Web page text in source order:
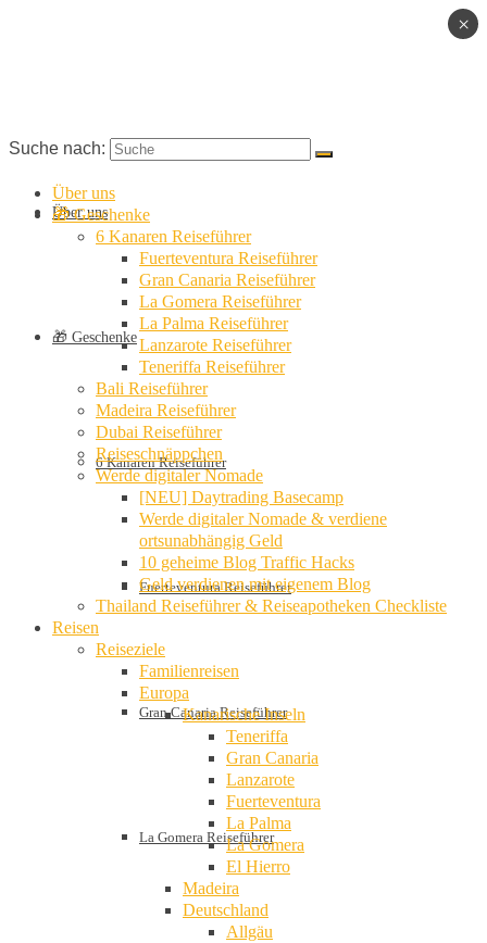
Über uns
🎁 Geschenke
6 Kanaren Reiseführer
Fuerteventura Reiseführer
Gran Canaria Reiseführer
La Gomera Reiseführer
Suche nach:
Über uns
🎁 Geschenke
6 Kanaren Reiseführer
Fuerteventura Reiseführer
Gran Canaria Reiseführer
La Gomera Reiseführer
La Palma Reiseführer
Lanzarote Reiseführer
Teneriffa Reiseführer
Bali Reiseführer
Madeira Reiseführer
Dubai Reiseführer
Reiseschnäppchen
Werde digitaler Nomade
[NEU] Daytrading Basecamp
Werde digitaler Nomade & verdiene
ortsunabhängig Geld
10 geheime Blog Traffic Hacks
Geld verdienen mit eigenem Blog
Thailand Reiseführer & Reiseapotheken Checkliste
Reisen
Reiseziele
Familienreisen
Europa
Kanarische Inseln
Teneriffa
Gran Canaria
Lanzarote
Fuerteventura
La Palma
La Gomera
El Hierro
Madeira
Deutschland
Allgäu
×